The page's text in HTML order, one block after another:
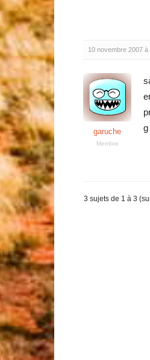
10 novembre 2007 à
garuche
Membre
g
3 sujets de 1 à 3